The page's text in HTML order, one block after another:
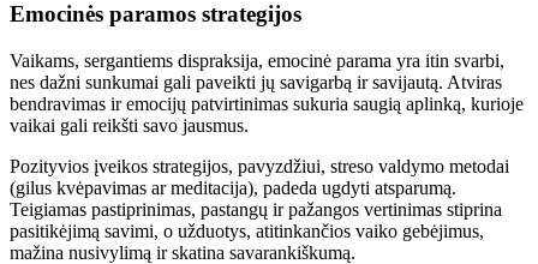
Emocinės paramos strategijos
Vaikams, sergantiems dispraksija, emocinė parama yra itin svarbi,
nes dažni sunkumai gali paveikti jų savigarbą ir savijautą. Atviras
bendravimas ir emocijų patvirtinimas sukuria saugią aplinką, kurioje
vaikai gali reikšti savo jausmus.
Pozityvios įveikos strategijos, pavyzdžiui, streso valdymo metodai
(gilus kvėpavimas ar meditacija), padeda ugdyti atsparumą.
Teigiamas pastiprinimas, pastangų ir pažangos vertinimas stiprina
pasitikėjimą savimi, o užduotys, atitinkančios vaiko gebėjimus,
mažina nusivylimą ir skatina savarankiškumą.